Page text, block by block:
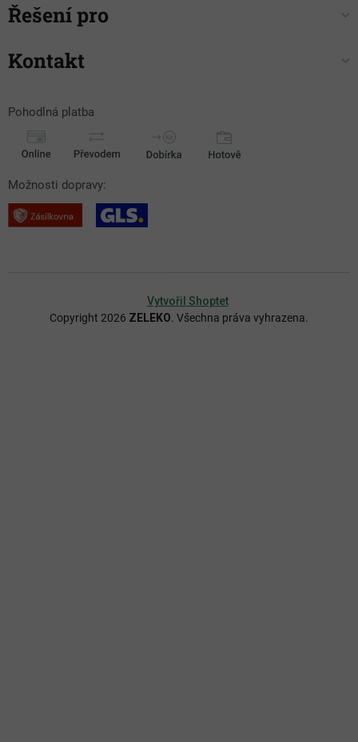
Řešení pro
Kontakt
Pohodlná platba
Možnosti dopravy:
Vytvořil Shoptet
Copyright 2026 ZELEKO. Všechna práva vyhrazena.